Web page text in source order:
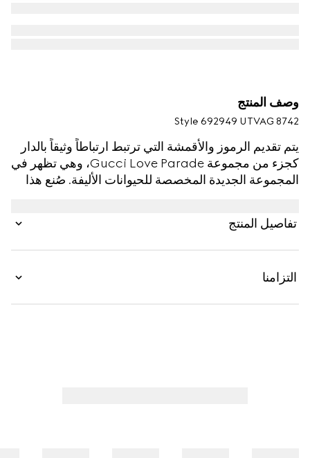
وصف المنتج
Style ‎692949 UTVAG 8742
يتم تقديم الرموز والأقمشة التي ترتبط ارتباطاً وثيقاً بالدار
كجزء من مجموعة Gucci Love Parade، وهي تظهر في
المجموعة الجديدة المخصصة للحيوانات الأليفة. صُنع هذا
يكتمل هذا الإكسسوار المخصص للحيوانات والمصنوع من
جلد دمترا باللون البني مع تفصيل شعار G المتشابك.
تفاصيل المنتج
التزامنا